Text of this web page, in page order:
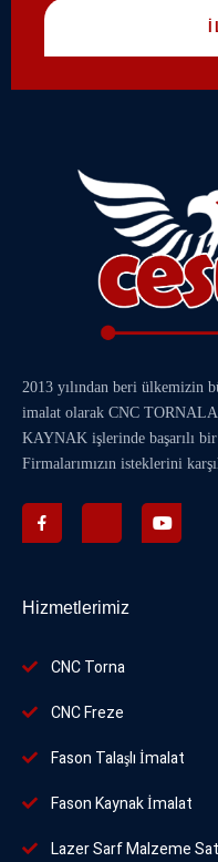
2013 yılından beri ülkemizin
imalat olarak CNC
KAYNAK işlerinde başarılı
Firmalarımızın isteklerini
Hizmetlerimiz
CNC Torna
CNC Freze
Fason Talaşlı İmalat
Fason Kaynak İmalat
Lazer Sarf Malzeme